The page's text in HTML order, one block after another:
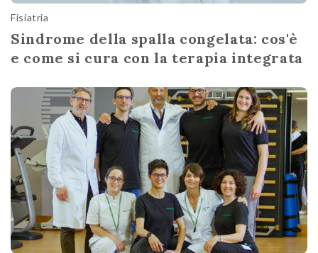
Fisiatria
Sindrome della spalla congelata: cos'è
e come si cura con la terapia integrata